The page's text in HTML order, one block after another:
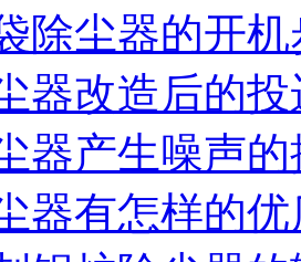
除尘器的开机
器改造后的
器产生噪声
器有怎样的